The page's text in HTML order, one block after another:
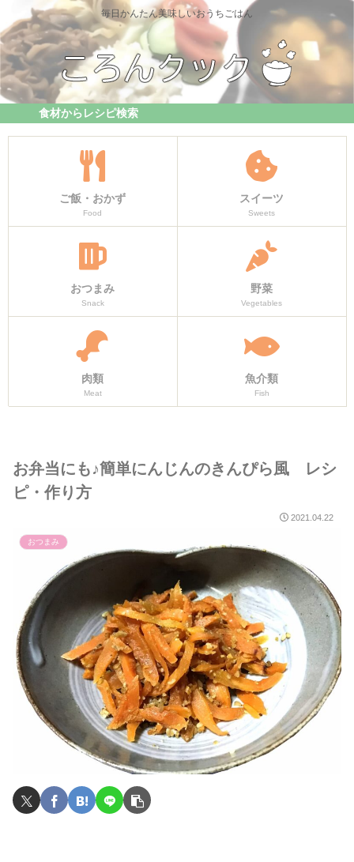
毎日かんたん美味しいおうちごはん
食材からレシピ検索
ご飯・おかず
Food
スイーツ
Sweets
おつまみ
Snack
野菜
Vegetables
肉類
Meat
魚介類
Fish
お弁当にも♪簡単にんじんのきんぴら風 レシ
ピ・作り方
2021.04.22
おつまみ